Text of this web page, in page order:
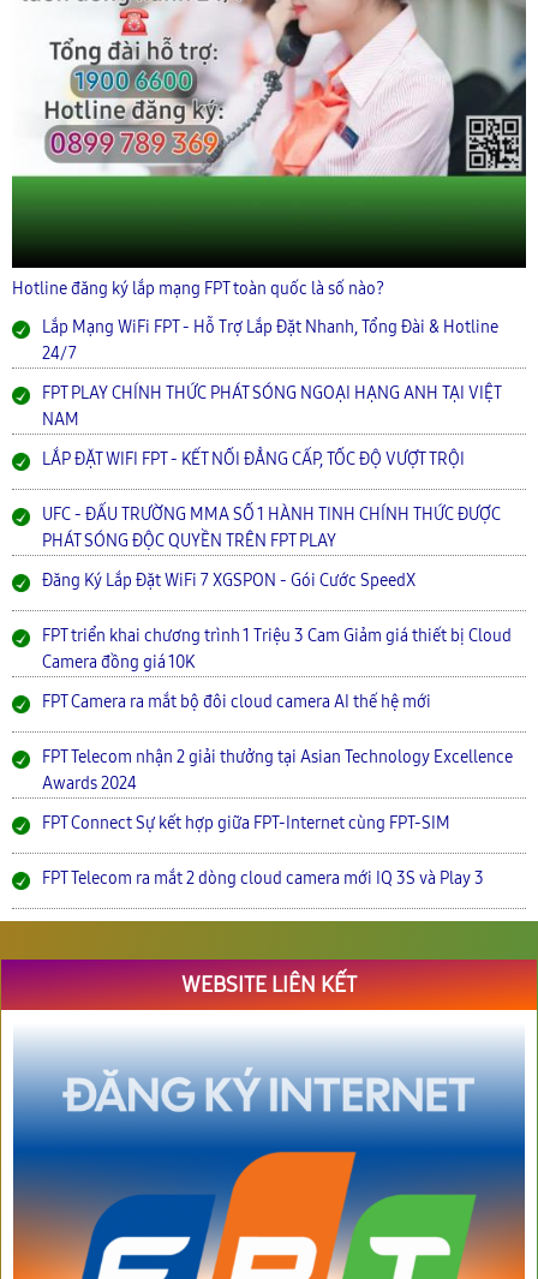
Hotline đăng ký lắp mạng FPT toàn quốc là số nào?
Lắp Mạng WiFi FPT - Hỗ Trợ Lắp Đặt Nhanh, Tổng Đài & Hotline
24/7
FPT PLAY CHÍNH THỨC PHÁT SÓNG NGOẠI HẠNG ANH TẠI VIỆT
NAM
LẮP ĐẶT WIFI FPT - KẾT NỐI ĐẲNG CẤP, TỐC ĐỘ VƯỢT TRỘI
UFC - ĐẤU TRƯỜNG MMA SỐ 1 HÀNH TINH CHÍNH THỨC ĐƯỢC
PHÁT SÓNG ĐỘC QUYỀN TRÊN FPT PLAY
Đăng Ký Lắp Đặt WiFi 7 XGSPON - Gói Cước SpeedX
FPT triển khai chương trình 1 Triệu 3 Cam Giảm giá thiết bị Cloud
Camera đồng giá 10K
FPT Camera ra mắt bộ đôi cloud camera AI thế hệ mới
FPT Telecom nhận 2 giải thưởng tại Asian Technology Excellence
Awards 2024
FPT Connect Sự kết hợp giữa FPT-Internet cùng FPT-SIM
FPT Telecom ra mắt 2 dòng cloud camera mới IQ 3S và Play 3
WEBSITE LIÊN KẾT